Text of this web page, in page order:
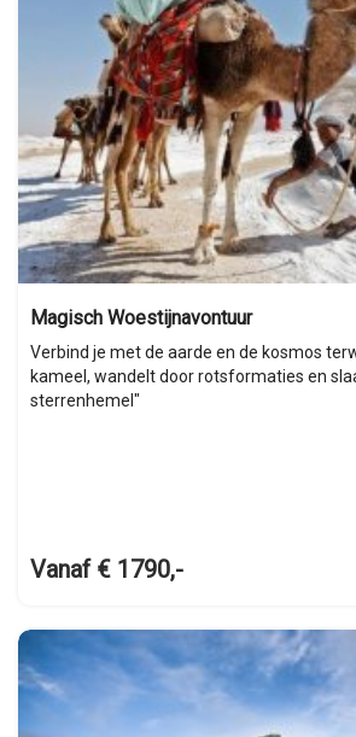
Magisch Woestijnavontuur
Verbind je met de aarde en de kosmos
kameel, wandelt door rotsformaties en
sterrenhemel"
Vanaf € 1790,-